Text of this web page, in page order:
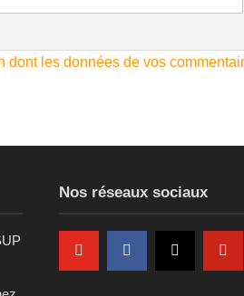
dont les données de vos
Nos réseaux sociaux